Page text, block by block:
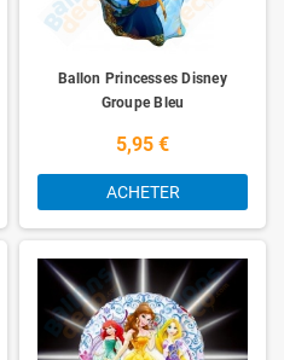
Ballon Princesses Disney
Groupe Bleu
5,95 €
ACHETER